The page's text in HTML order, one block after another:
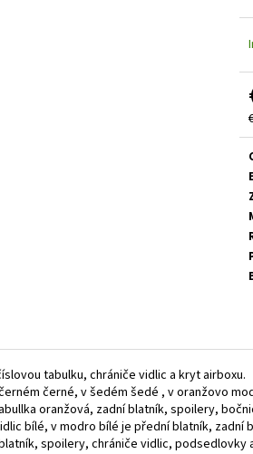
tabulku, chrániče vidlic a kryt airboxu.
černé, v šedém šedé , v oranžovo
oranžová, zadní blatník, spoilery,
bílé, v modro bílé je přední blatník,
spoilery, chrániče vidlic, podsedlovky